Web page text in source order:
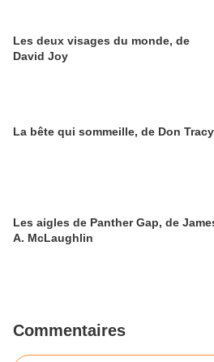
Les deux visages du monde, de
David Joy
La bête qui sommeille, de Don Tracy
Les aigles de Panther Gap, de
A. McLaughlin
Commentaires